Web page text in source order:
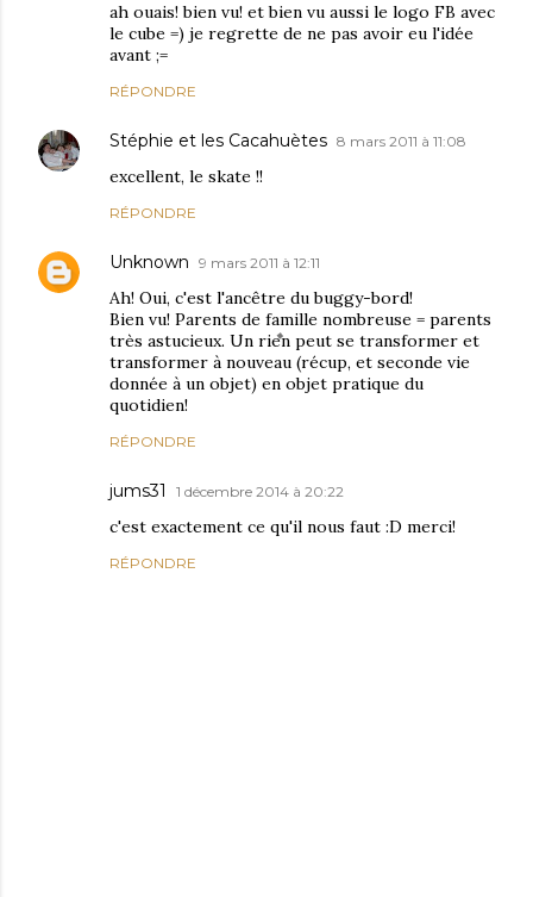
ah ouais! bien vu! et bien vu aussi le logo FB avec
le cube =) je regrette de ne pas avoir eu l'idée
avant ;=
RÉPONDRE
Stéphie et les Cacahuètes 8 mars 2011 à 11:08
excellent, le skate !!
RÉPONDRE
Unknown 9 mars 2011 à 12:11
Ah! Oui, c'est l'ancêtre du buggy-bord!
Bien vu! Parents de famille nombreuse = parents
très astucieux. Un rien peut se transformer et
transformer à nouveau (récup, et seconde vie
donnée à un objet) en objet pratique du
quotidien!
RÉPONDRE
jums31 1 décembre 2014 à 20:22
c'est exactement ce qu'il nous faut :D merci!
RÉPONDRE